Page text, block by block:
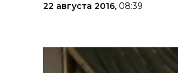
22 августа 2016, 08:39